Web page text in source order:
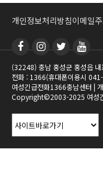
개인정보처리방침이메일
(32248) 충남 홍성군 홍성읍
전화 : 1366(휴대폰이용시
여성긴급전화1366충남센터 |
Copyright©2003-2025 여성긴